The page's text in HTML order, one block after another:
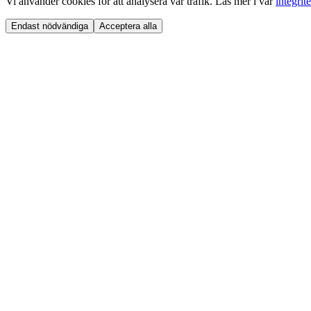
Endast nödvändiga Acceptera alla